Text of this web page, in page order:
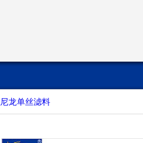
尼龙单丝滤料